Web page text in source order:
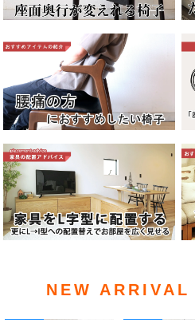
NEW ARRIVAL